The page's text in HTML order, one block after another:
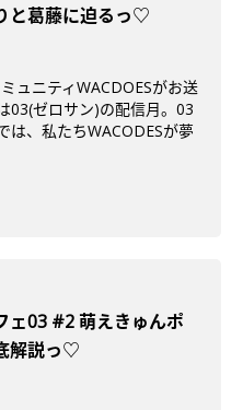
と葛藤に迫るっ♡
ュニティWACDOESがお送
03(ゼロサン)の配信月。03
は、私たちWACODESが夢
ェ03 #2 萌えきゅんポ
解説っ♡